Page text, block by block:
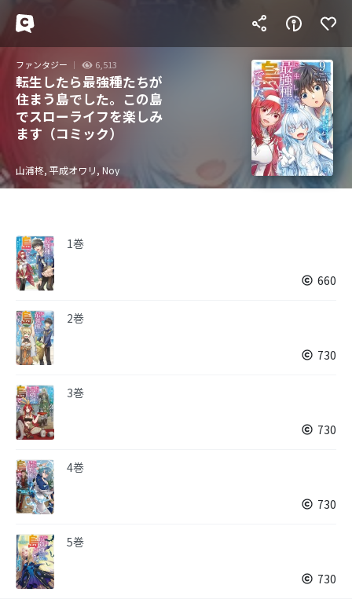
ファンタジー 6,513
転生したら最強種たちが
住まう島でした。この島
でスローライフを楽しみ
ます（コミック）
山浦柊, 平成オワリ, Noy
1巻
660
2巻
730
3巻
730
4巻
730
5巻
730